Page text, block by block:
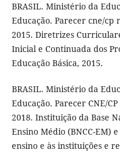
BRASIL. Ministério da
Educação. Parecer cne/cp
2015. Diretrizes
Inicial e Continuada dos
Educação Básica, 2015.
BRASIL. Ministério da
Educação. Parecer CNE/
2018. Instituição da Base
Ensino Médio (BNCC-EM)
ensino e às instituições e